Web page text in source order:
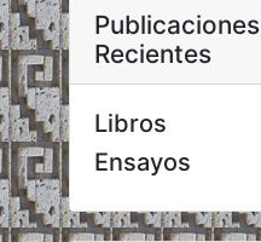
Publicaciones
Recientes
Libros
Ensayos